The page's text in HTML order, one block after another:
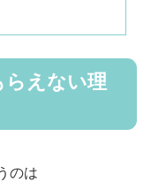
らえない理
のは